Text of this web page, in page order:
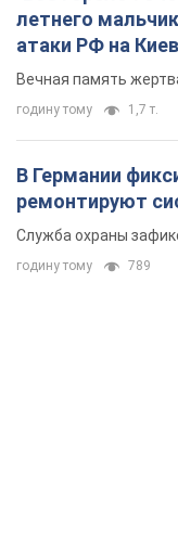
Служба охраны
годину тому 789